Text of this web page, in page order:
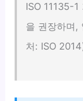
ISO 11135-1
을 권장하며,
처: ISO